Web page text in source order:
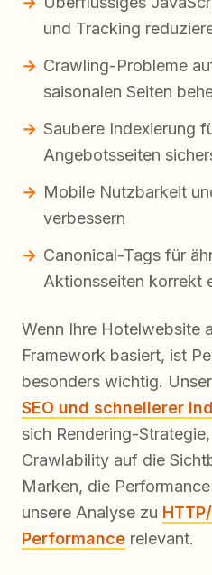
und Tracking
Crawling-Probleme
saisonalen Seiten
Saubere Indexierung
Angebotsseiten
Mobile Nutzbarkeit
verbessern
Canonical-Tags für
Aktionsseiten korrekt
Wenn Ihre Hotelwebsite
Framework basiert, ist
besonders wichtig.
SEO und schnellerer
sich Rendering-
Crawlability auf die
Marken, die
unsere Analyse zu
Performance relevant.